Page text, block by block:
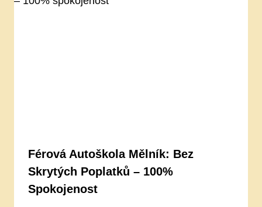
Férová Autoškola Mělník: Bez
Skrytých Poplatků – 100%
Spokojenost